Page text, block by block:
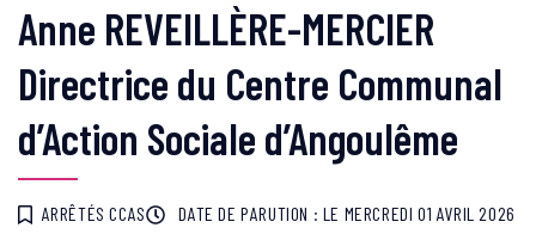
Anne REVEILLÈRE-MERCIER
Directrice du Centre Communal
d’Action Sociale d’Angoulême
ARRÊTÉS CCAS DATE DE PARUTION : LE MERCREDI 01 AVRIL 2026